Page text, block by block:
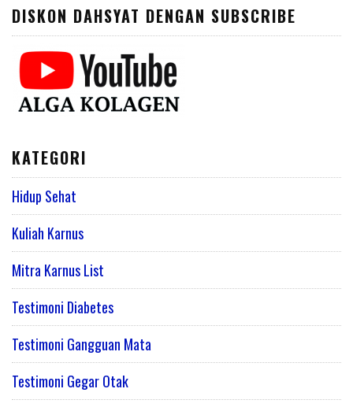
DISKON DAHSYAT DENGAN SUBSCRIBE
KATEGORI
Hidup Sehat
Kuliah Karnus
Mitra Karnus List
Testimoni Diabetes
Testimoni Gangguan Mata
Testimoni Gegar Otak